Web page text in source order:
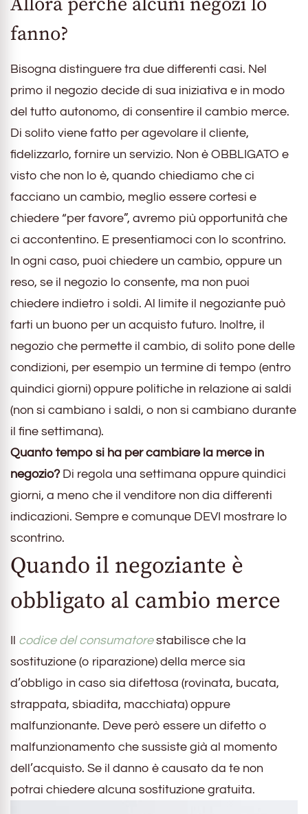
fanno?
Bisogna distinguere tra due differenti casi. Nel
primo il negozio decide di sua iniziativa e in modo
del tutto autonomo, di consentire il cambio merce.
Di solito viene fatto per agevolare il cliente,
fidelizzarlo, fornire un servizio. Non è OBBLIGATO e
visto che non lo è, quando chiediamo che ci
facciano un cambio, meglio essere cortesi e
chiedere “per favore”, avremo più opportunità che
ci accontentino. E presentiamoci con lo scontrino.
In ogni caso, puoi chiedere un cambio, oppure un
reso, se il negozio lo consente, ma non puoi
chiedere indietro i soldi. Al limite il negoziante può
farti un buono per un acquisto futuro. Inoltre, il
negozio che permette il cambio, di solito pone delle
condizioni, per esempio un termine di tempo (entro
quindici giorni) oppure politiche in relazione ai saldi
(non si cambiano i saldi, o non si cambiano durante
il fine settimana).
Quanto tempo si ha per cambiare la merce in
negozio? Di regola una settimana oppure quindici
giorni, a meno che il venditore non dia differenti
indicazioni. Sempre e comunque DEVI mostrare lo
scontrino.
Quando il negoziante è
obbligato al cambio merce
codice del consumatorestabilisce che la
sostituzione (o riparazione) della merce sia
d’obbligo in caso sia difettosa (rovinata, bucata,
strappata, sbiadita, macchiata) oppure
malfunzionante. Deve però essere un difetto o
malfunzionamento che sussiste già al momento
dell’acquisto. Se il danno è causato da te non
potrai chiedere alcuna sostituzione gratuita.